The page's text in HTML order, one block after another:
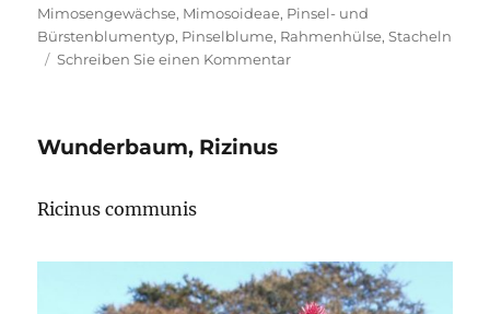
Mimosengewächse, Mimosoideae, Pinsel- und
Bürstenblumentyp, Pinselblume, Rahmenhülse,Stacheln
Schreiben Sie einen Kommentarzu
Wunderbaum, Rizinus
Ricinus communis